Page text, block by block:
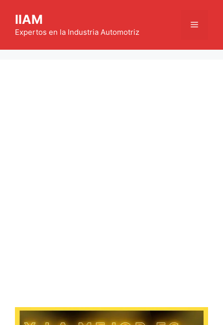
contenido
IIAM
Expertos en la Industria Automotriz
Menú